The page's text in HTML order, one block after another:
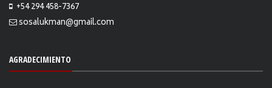
+54 294 458-7367
sosalukman@gmail.com
AGRADECIMIENTO